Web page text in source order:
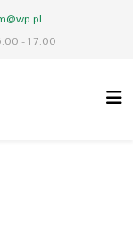
- 17.00